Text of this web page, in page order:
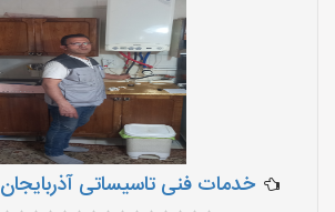
خدمات فنی تاسیساتی آذربایجان